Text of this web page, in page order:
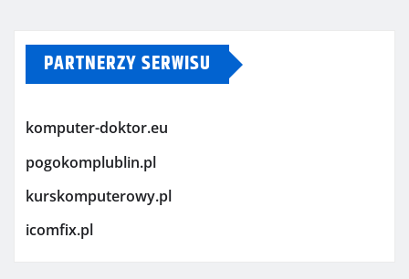
PARTNERZY SERWISU
komputer-doktor.eu
pogokomplublin.pl
kurskomputerowy.pl
icomfix.pl